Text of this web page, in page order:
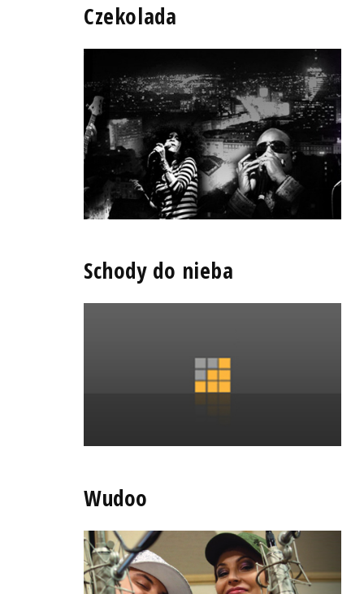
Czekolada
Schody do nieba
Wudoo